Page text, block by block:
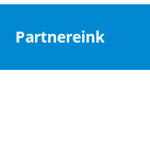
Partnereink